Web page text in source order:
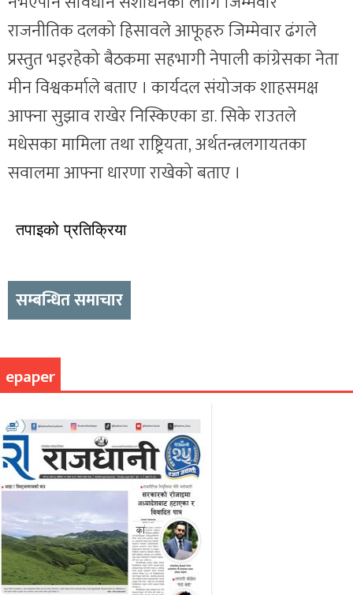
राजनीतिक दलको हिसावले आफूहरु जिम्मेवार ढंगले
प्रस्तुत भइरहेको बैठकमा सहभागी नेपाली कांग्रेसका नेता
मीन विश्वकर्माले बताए । कार्यदल संयोजक शाहसमक्ष
आफ्ना सुझाव राखेर निस्किएका डा. सिके राउतले
मधेसका मामिला तथा राष्ट्रियता, अर्थतन्त्रलगायतका
सवालमा आफ्ना धारणा राखेको बताए ।
तपाइको प्रतिक्रिया
सम्बन्धित समाचार
epaper